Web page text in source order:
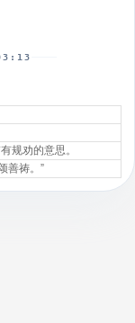
规劝的意思。
善祷。”